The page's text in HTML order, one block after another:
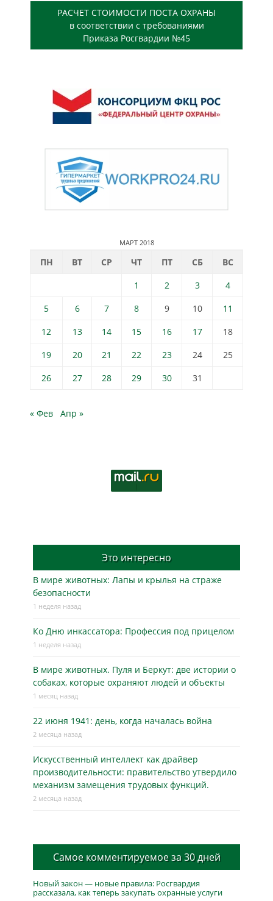
РАСЧЕТ СТОИМОСТИ ПОСТА ОХРАНЫ
в соответствии с требованиями
Приказа Росгвардии №45
МАРТ 2018
ПН ВТ СР ЧТ ПТ СБ
ВС
1
2 3
4
5
6 7 8 9 10
11
12
13 14 15 16 17
18
19
20 21 22 23 24
25
26
27 28 29 30 31
« Фев Апр »
Это интересно
В мире животных: Лапы и крылья на страже
безопасности
1 неделя назад
Ко Дню инкассатора: Профессия под прицелом
1 неделя назад
В мире животных. Пуля и Беркут: две истории о
собаках, которые охраняют людей и объекты
1 месяц назад
22 июня 1941: день, когда началась война
2 месяца назад
Искусственный интеллект как драйвер
производительности: правительство утвердило
механизм замещения трудовых функций.
2 месяца назад
Самое комментируемое за 30 дней
Новый закон — новые правила: Росгвардия
рассказала, как теперь закупать охранные услуги